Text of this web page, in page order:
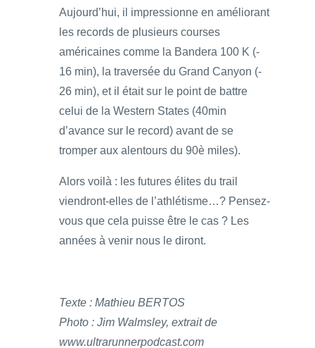
Aujourd’hui, il impressionne en améliorant
les records de plusieurs courses
américaines comme la Bandera 100 K (-
16 min), la traversée du Grand Canyon (-
26 min), et il était sur le point de battre
celui de la Western States (40min
d’avance sur le record) avant de se
tromper aux alentours du 90è miles).
Alors voilà : les futures élites du trail
viendront-elles de l’athlétisme…? Pensez-
vous que cela puisse être le cas ? Les
années à venir nous le diront.
Texte : Mathieu BERTOS
Photo : Jim Walmsley, extrait de
www.ultrarunnerpodcast.com